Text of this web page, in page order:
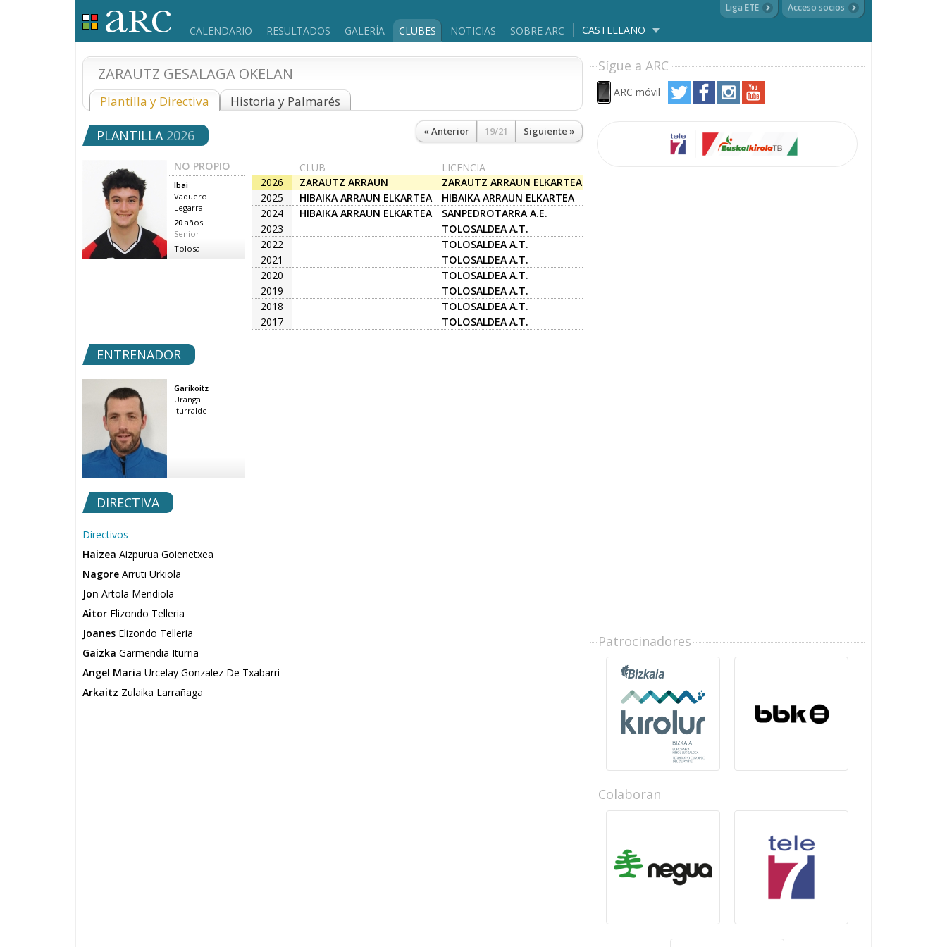
CALENDARIO RESULTADOS GALERÍA CLUBES NOTICIAS SOBRE ARC CASTELLANO
Liga ETE Acceso socios
ZARAUTZ GESALAGA OKELAN
Plantilla y Directiva Historia y Palmarés
« Anterior 19/21 Siguiente »
PLANTILLA 2026
NO PROPIO
Ibai
Vaquero
Legarra
20 años
Senior
Tolosa
CLUB
LICENCIA
2026
ZARAUTZ ARRAUN
ELKARTEA
ZARAUTZ ARRAUN ELKARTEA
2025
HIBAIKA ARRAUN ELKARTEA
HIBAIKA ARRAUN ELKARTEA
2024
HIBAIKA ARRAUN ELKARTEA
SANPEDROTARRA A.E.
2023
TOLOSALDEA A.T.
2022
TOLOSALDEA A.T.
2021
TOLOSALDEA A.T.
2020
TOLOSALDEA A.T.
2019
TOLOSALDEA A.T.
2018
TOLOSALDEA A.T.
2017
TOLOSALDEA A.T.
ENTRENADOR
Garikoitz
Uranga
Iturralde
DIRECTIVA
Directivos
Haizea Aizpurua Goienetxea
Nagore Arruti Urkiola
Jon Artola Mendiola
Aitor Elizondo Telleria
Joanes Elizondo Telleria
Gaizka Garmendia Iturria
Angel Maria Urcelay Gonzalez De Txabarri
Arkaitz Zulaika Larrañaga
Sígue a ARC
ARC móvil
Patrocinadores
Colaboran